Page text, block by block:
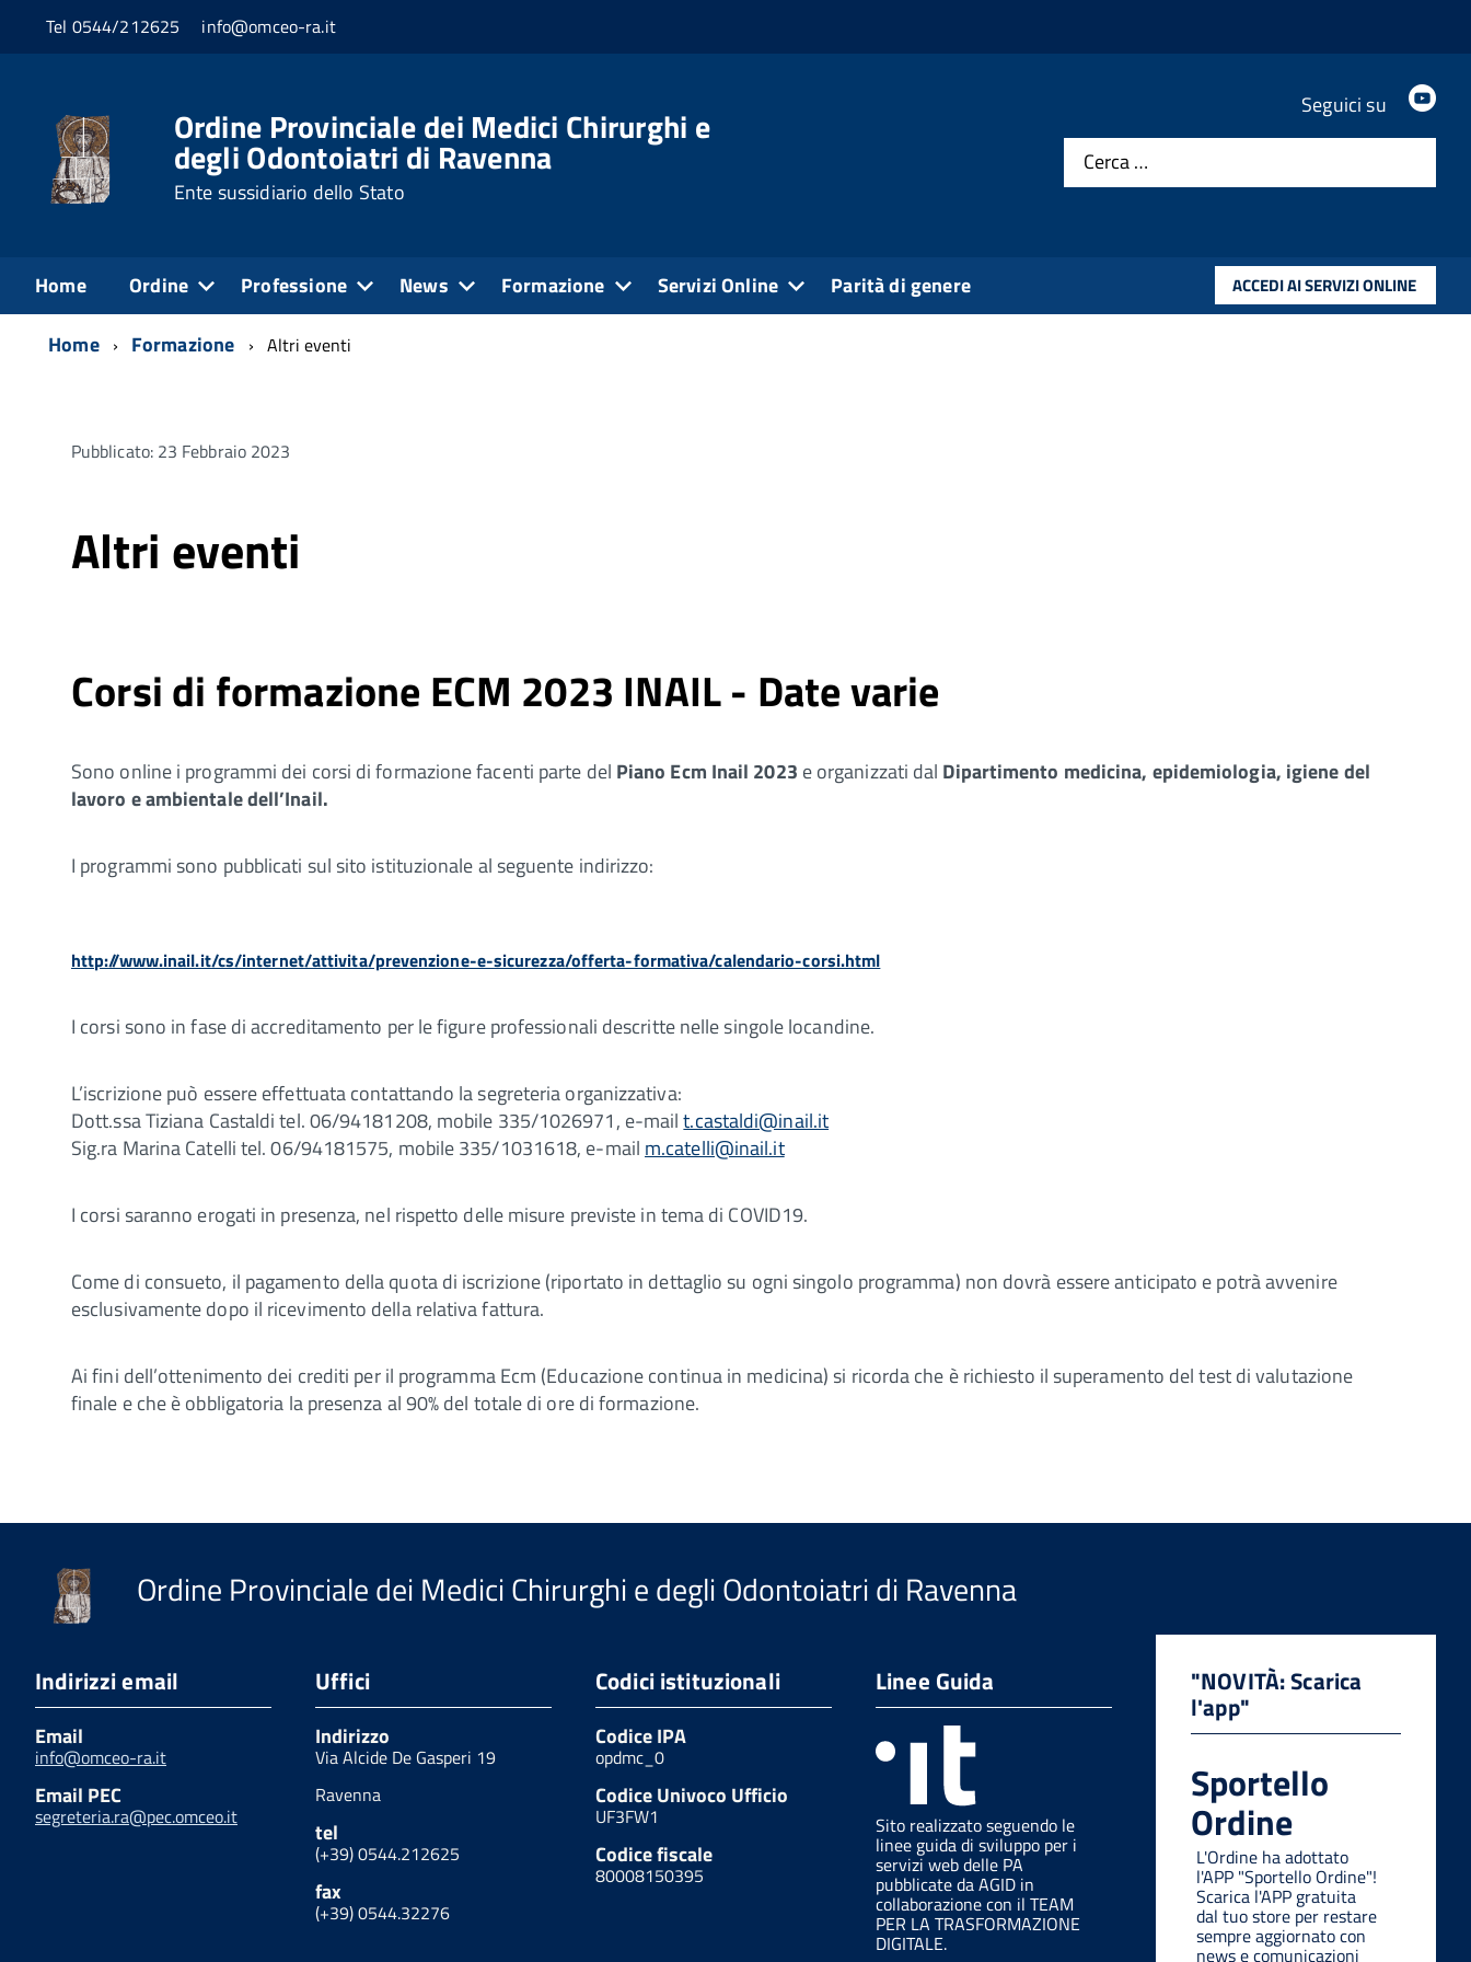
Tel 0544/212625 info@omceo-ra.it
Ordine Provinciale dei Medici Chirurghi e
degli Odontoiatri di Ravenna
Ente sussidiario dello Stato
Seguici su .
Cerca …
Home Ordine Professione News Formazione Servizi Online Parità di genere ACCEDI AI SERVIZI ONLINE
Home Formazione Altri eventi
Pubblicato: 23 Febbraio 2023
Altri eventi
Corsi di formazione ECM 2023 INAIL - Date varie
Sono online i programmi dei corsi di formazione facenti parte del Piano Ecm Inail 2023 e organizzati dal Dipartimento medicina, epidemiologia, igiene del
lavoro e ambientale dell’Inail.
I programmi sono pubblicati sul sito istituzionale al seguente indirizzo:
http://www.inail.it/cs/internet/attivita/prevenzione-e-sicurezza/offerta-formativa/calendario-corsi.html
I corsi sono in fase di accreditamento per le figure professionali descritte nelle singole locandine.
L’iscrizione può essere effettuata contattando la segreteria organizzativa:
Dott.ssa Tiziana Castaldi tel. 06/94181208, mobile 335/1026971, e-mailt.castaldi@inail.it
Sig.ra Marina Catelli tel. 06/94181575, mobile 335/1031618, e-mail m.catelli@inail.it
I corsi saranno erogati in presenza, nel rispetto delle misure previste in tema di COVID19.
Come di consueto, il pagamento della quota di iscrizione (riportato in dettaglio su ogni singolo programma) non dovrà essere anticipato e potrà avvenire
esclusivamente dopo il ricevimento della relativa fattura.
Ai fini dell’ottenimento dei crediti per il programma Ecm (Educazione continua in medicina) si ricorda che è richiesto il superamento del test di valutazione
finale e che è obbligatoria la presenza al 90% del totale di ore di formazione.
Ordine Provinciale dei Medici Chirurghi e degli Odontoiatri di Ravenna
Indirizzi email
Email
info@omceo-ra.it
Email PEC
segreteria.ra@pec.omceo.it
Uffici
Indirizzo
Via Alcide De Gasperi 19
Ravenna
tel
(+39) 0544.212625
fax
(+39) 0544.32276
Codici istituzionali
Codice IPA
opdmc_0
Codice Univoco Ufficio
UF3FW1
Codice fiscale
80008150395
Linee Guida
Sito realizzato seguendo le
linee guida di sviluppo per i
servizi web delle PA
pubblicate da AGID in
collaborazione con il TEAM
PER LA TRASFORMAZIONE
DIGITALE.
"NOVITÀ: Scarica
l'app"
Sportello
Ordine
L'Ordine ha adottato
l'APP "Sportello Ordine"!
Scarica l'APP gratuita
dal tuo store per restare
sempre aggiornato con
news e comunicazioni